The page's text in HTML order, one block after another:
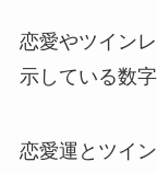
恋愛やツイン
示している数字
恋愛運とツイ